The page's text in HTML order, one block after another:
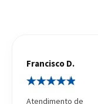
Atendimento de
Francisco D.